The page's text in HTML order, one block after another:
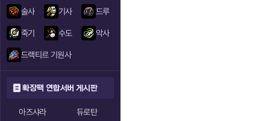
술사 기사 드루
죽기 수도 악사
드랙티르 기원사
확장팩 연합서버 게시판
아즈샤라
듀로탄